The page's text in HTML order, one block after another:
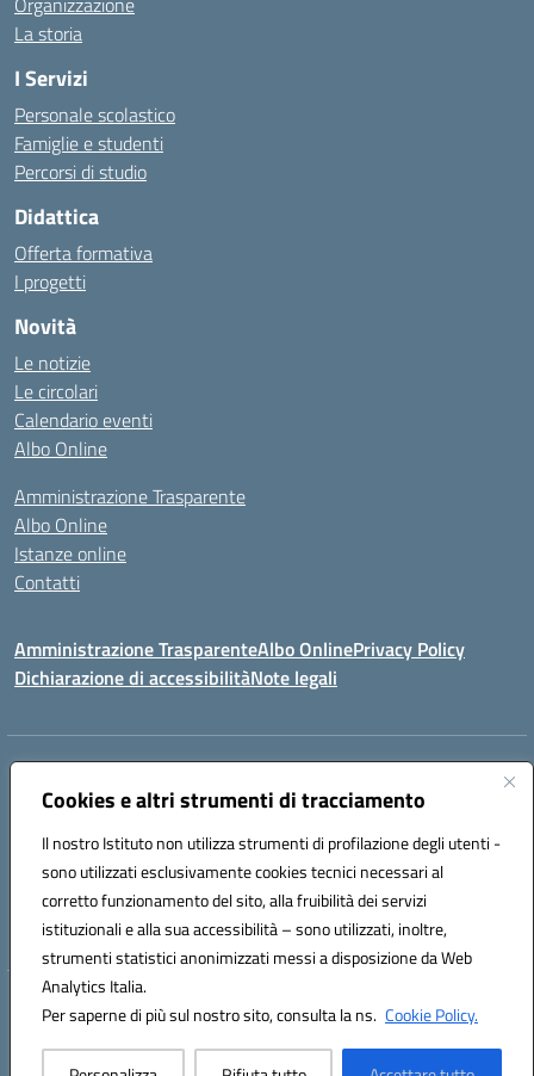
Cookies e altri strumenti di tracciamento
Il nostro Istituto non utilizza strumenti di profilazione degli utenti -
sono utilizzati esclusivamente cookies tecnici necessari al
corretto funzionamento del sito, alla fruibilità dei servizi
istituzionali e alla sua accessibilità – sono utilizzati, inoltre,
strumenti statistici anonimizzati messi a disposizione da Web
Analytics Italia.
Per saperne di più sul nostro sito, consulta la ns. Cookie Policy.
La storia
I Servizi
Personale scolastico
Famiglie e studenti
Percorsi di studio
Didattica
Offerta formativa
I progetti
Novità
Le notizie
Le circolari
Calendario eventi
Albo Online
Amministrazione Trasparente
Albo Online
Istanze online
Contatti
Amministrazione TrasparenteAlbo OnlinePrivacy Policy
Dichiarazione di accessibilitàNote legali
Indirizzo:
Centralino:0885/422972 Email:FGIC84600D@istruzione.it
Codice fiscale: 81004320719
Codice meccanografico:
FGIC84600D
Codice Indice delle Pubbliche Amministrazioni (IPA): istsc_FGIC84600D
Hosting & Powered by 3D Solution S.r.l.
Concept & Design by Designers Italia